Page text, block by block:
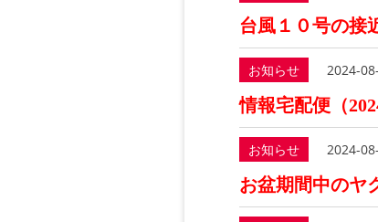
台風１０号の接
お知らせ 2024-
情報宅配便（
お知らせ 2024-
お盆期間中のヤ